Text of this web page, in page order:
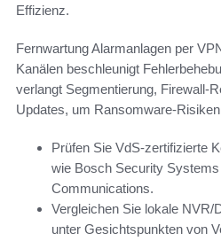
Effizienz.
Fernwartung Alarmanlagen per
Kanälen beschleunigt
verlangt Segmentierung, Firewall-
Updates, um Ransomware-
Prüfen Sie VdS-zertifizierte
wie Bosch Security Systems
Communications.
Vergleichen Sie lokale NVR/
unter Gesichtspunkten von